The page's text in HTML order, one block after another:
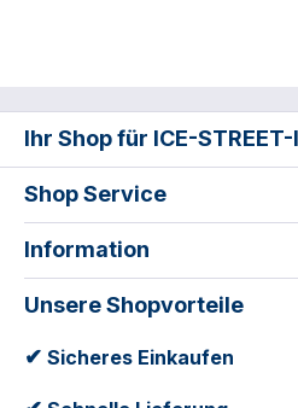
Ihr Shop für ICE-
Shop Service
Information
Unsere Shopvorteile
✔ Sicheres Einkaufen